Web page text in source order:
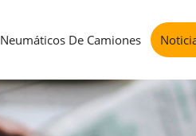
Neumáticos De Camiones